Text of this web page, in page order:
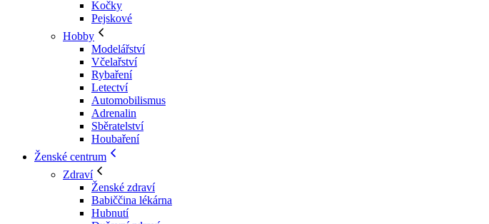
Kočky
Pejskové
Hobby
Modelářství
Včelařství
Rybaření
Letectví
Automobilismus
Adrenalin
Sběratelství
Houbaření
Ženské centrum
Zdraví
Ženské zdraví
Babiččina lékárna
Hubnutí